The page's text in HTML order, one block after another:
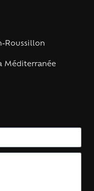
Roussillon
Méditerranée